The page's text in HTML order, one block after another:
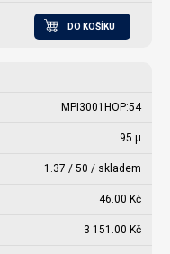
DO KOŠÍKU
MPI3001HOP:54
95 µ
1.37 / 50 / skladem
46.00 Kč
3 151.00 Kč